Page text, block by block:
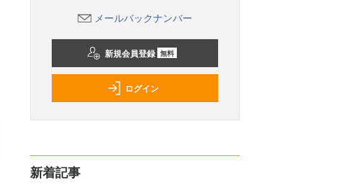
メールバックナンバー
新規会員登録 無料
ログイン
新着記事